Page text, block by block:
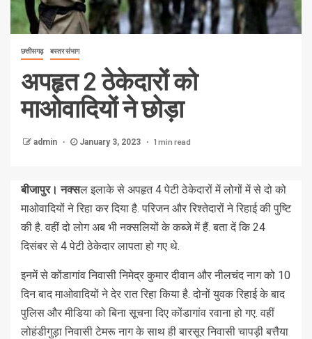
छत्तीसगढ़ बस्तर संभाग
अपहृत 2 ठेकेदारों को
माओवादियों ने छोड़ा
admin January 3, 2023 1 min read
बीजापुर। नक्सल इलाके से अपहृत 4 पेटी ठेकेदारों में लोगों में से दो को
माओवादियों ने रिहा कर दिया है. परिजन और रिश्तेदारों ने रिहाई की पुष्टि
की है. वहीं दो लोग अब भी नक्सलियों के कब्जे में हैं. बता दें कि 24
दिसंबर से 4 पेटी ठेकेदार लापता हो गए थे.
इनमें से कोंडागांव निवासी निमेद्र कुमार दीवान और नीलचंद नाग को 10
दिन बाद माओवादियों ने देर रात रिहा किया है. दोनों युवक रिहाई के बाद
पुलिस और मीडिया को बिना सूचना दिए कोंडागांव रवाना हो गए. वहीं
लोहंडीगुड़ा निवासी टेमरू नाग के साथ ही बारसूर निवासी चापड़ी बत्तैया